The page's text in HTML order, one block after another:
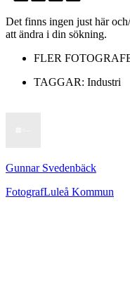
Det finns ingen just här
att ändra i din sökning.
FLER
TAGGAR: Industri
Gunnar Svedenbäck
FotografLuleå Kommun